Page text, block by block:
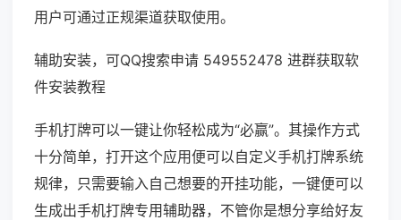
用户可通过正规渠道获取使用。
辅助安装，可QQ搜索申请 549552478 进群获取软
件安装教程
手机打牌可以一键让你轻松成为“必赢”。其操作方式
十分简单，打开这个应用便可以自定义手机打牌系统
规律，只需要输入自己想要的开挂功能，一键便可以
生成出手机打牌专用辅助器，不管你是想分享给好友